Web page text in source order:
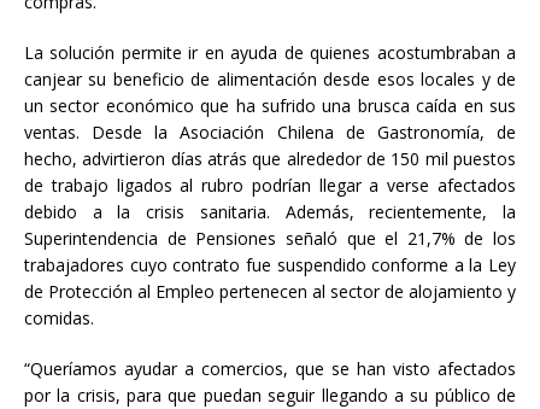
La solución permite ir en ayuda de quienes acostumbraban a
canjear su beneficio de alimentación desde esos locales y de
un sector económico que ha sufrido una brusca caída en sus
ventas. Desde la Asociación Chilena de Gastronomía, de
hecho, advirtieron días atrás que alrededor de 150 mil puestos
de trabajo ligados al rubro podrían llegar a verse afectados
debido a la crisis sanitaria. Además, recientemente, la
Superintendencia de Pensiones señaló que el 21,7% de los
trabajadores cuyo contrato fue suspendido conforme a la Ley
de Protección al Empleo pertenecen al sector de alojamiento y
comidas.
“Queríamos ayudar a comercios, que se han visto afectados
por la crisis, para que puedan seguir llegando a su público de